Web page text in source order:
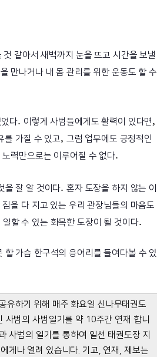
같아서 새벽까지 눈을 뜨고 시간을 보낼
만나거나 내 몸 관리를 위한 운동도 할 수
다. 이렇게 사범들에게도 활력이 있다면,
를 가질 수 있고, 그럼 업무에도 긍정적인
력만으로는 이루어질 수 없다.
을 잘 알 것이다. 혼자 도장을 하지 않는 이
을 다 지고 있는 우리 관장님들의 마음도
할 수 있는 화목한 도장이 될 것이다.
가슴 한구석의 응어리를 들여다볼 수 있
유하기 위해 매주 화요일 신나무태권도
사범의 사범일기를 약 10주간 연재 합니
사범의 일기를 통하여 일선 태권도장 지
게나 열려 있습니다. 기고, 연재, 제보는